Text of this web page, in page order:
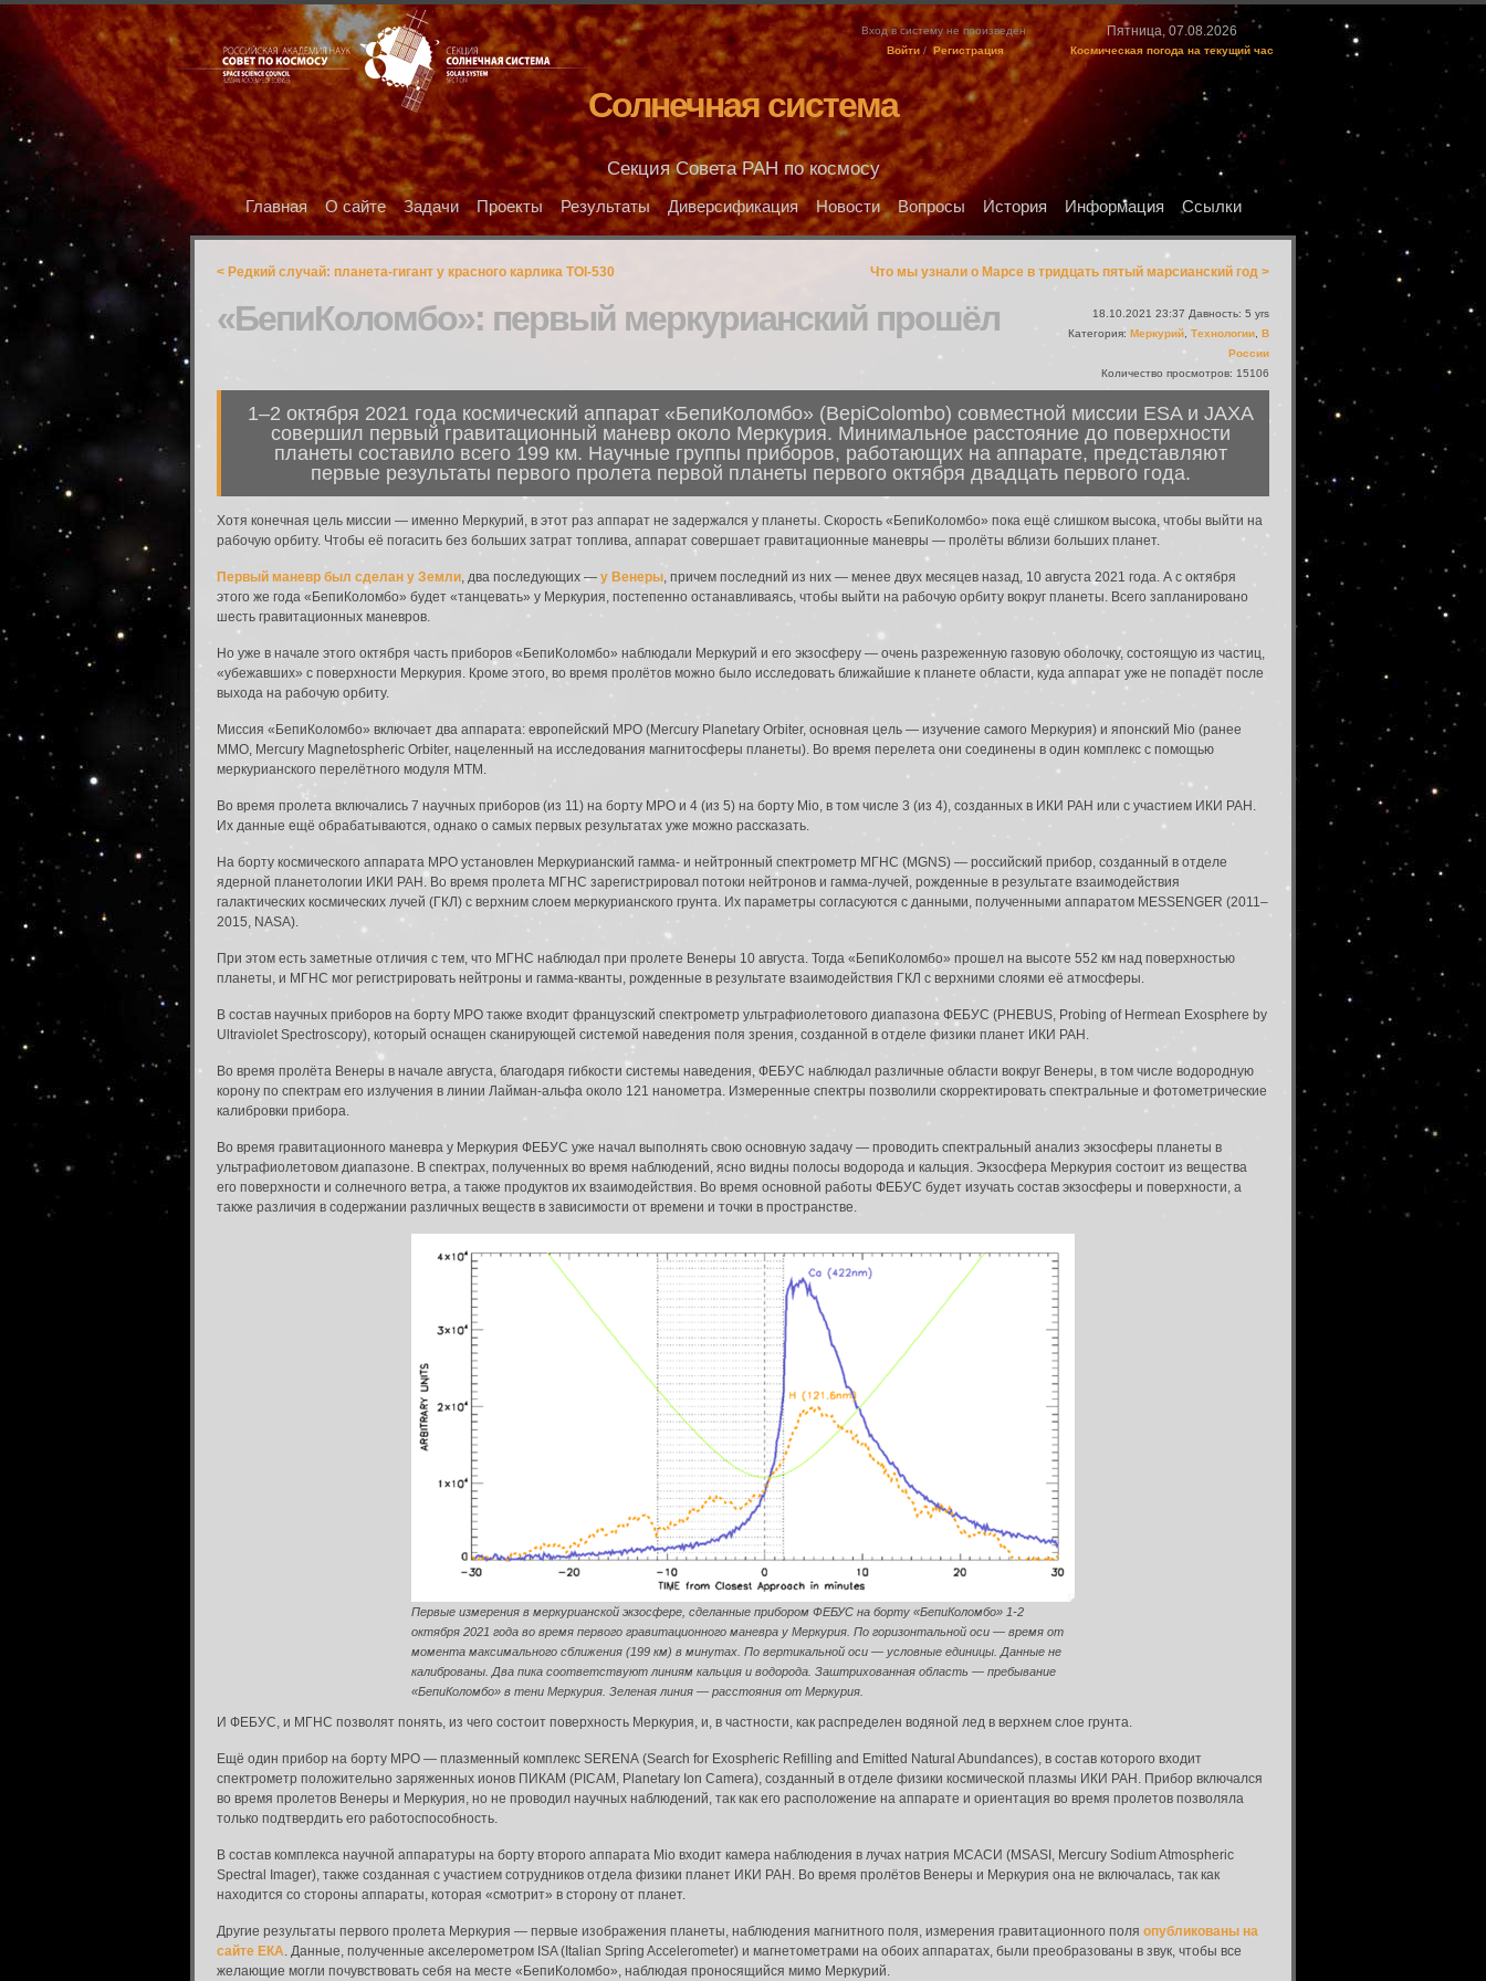
Пятница, 07.08.2026
Космическая погода на текущий час
Вход в систему не произведен
Войти / Регистрация
Солнечная система
Секция Совета РАН по космосу
Главная О сайте Задачи Проекты Результаты Диверсификация Новости Вопросы История Информация Ссылки
Что мы узнали о Марсе в тридцать пятый марсианский год >
< Редкий случай: планета-гигант у красного карлика TOI-530
18.10.2021 23:37 Давность: 5 yrs
Категория: Меркурий Технологии В
России
Количество просмотров: 15106
«БепиКоломбо»: первый меркурианский прошёл
1–2 октября 2021 года космический аппарат «БепиКоломбо» (BepiColombo) совместной миссии ESA и JAXA
совершил первый гравитационный маневр около Меркурия. Минимальное расстояние до поверхности
планеты составило всего 199 км. Научные группы приборов, работающих на аппарате, представляют
первые результаты первого пролета первой планеты первого октября двадцать первого года.
Хотя конечная цель миссии — именно Меркурий, в этот раз аппарат не задержался у планеты. Скорость «БепиКоломбо» пока ещё слишком высока, чтобы выйти на
рабочую орбиту. Чтобы её погасить без больших затрат топлива, аппарат совершает гравитационные маневры — пролёты вблизи больших планет.
Первый маневр был сделан у Земли, два последующих — у Венеры, причем последний из них — менее двух месяцев назад, 10 августа 2021 года. А с октября
этого же года «БепиКоломбо» будет «танцевать» у Меркурия, постепенно останавливаясь, чтобы выйти на рабочую орбиту вокруг планеты. Всего запланировано
шесть гравитационных маневров.
Но уже в начале этого октября часть приборов «БепиКоломбо» наблюдали Меркурий и его экзосферу — очень разреженную газовую оболочку, состоящую из частиц,
«убежавших» с поверхности Меркурия. Кроме этого, во время пролётов можно было исследовать ближайшие к планете области, куда аппарат уже не попадёт после
выхода на рабочую орбиту.
Миссия «БепиКоломбо» включает два аппарата: европейский MPO (Mercury Planetary Orbiter, основная цель — изучение самого Меркурия) и японский Mio (ранее
MMO, Mercury Magnetospheric Orbiter, нацеленный на исследования магнитосферы планеты). Во время перелета они соединены в один комплекс с помощью
меркурианского перелётного модуля MTM.
Во время пролета включались 7 научных приборов (из 11) на борту MPO и 4 (из 5) на борту Mio, в том числе 3 (из 4), созданных в ИКИ РАН или с участием ИКИ РАН.
Их данные ещё обрабатываются, однако о самых первых результатах уже можно рассказать.
На борту космического аппарата MPO установлен Меркурианский гамма- и нейтронный спектрометр МГНС (MGNS) — российский прибор, созданный в отделе
ядерной планетологии ИКИ РАН. Во время пролета МГНС зарегистрировал потоки нейтронов и гамма-лучей, рожденные в результате взаимодействия
галактических космических лучей (ГКЛ) с верхним слоем меркурианского грунта. Их параметры согласуются с данными, полученными аппаратом MESSENGER (2011–
2015, NASA).
При этом есть заметные отличия с тем, что МГНС наблюдал при пролете Венеры 10 августа. Тогда «БепиКоломбо» прошел на высоте 552 км над поверхностью
планеты, и МГНС мог регистрировать нейтроны и гамма-кванты, рожденные в результате взаимодействия ГКЛ с верхними слоями её атмосферы.
В состав научных приборов на борту MPO также входит французский спектрометр ультрафиолетового диапазона ФЕБУС (PHEBUS, Probing of Hermean Exosphere by
Ultraviolet Spectroscopy), который оснащен сканирующей системой наведения поля зрения, созданной в отделе физики планет ИКИ РАН.
Во время пролёта Венеры в начале августа, благодаря гибкости системы наведения, ФЕБУС наблюдал различные области вокруг Венеры, в том числе водородную
корону по спектрам его излучения в линии Лайман-альфа около 121 нанометра. Измеренные спектры позволили скорректировать спектральные и фотометрические
калибровки прибора.
Во время гравитационного маневра у Меркурия ФЕБУС уже начал выполнять свою основную задачу — проводить спектральный анализ экзосферы планеты в
ультрафиолетовом диапазоне. В спектрах, полученных во время наблюдений, ясно видны полосы водорода и кальция. Экзосфера Меркурия состоит из вещества
его поверхности и солнечного ветра, а также продуктов их взаимодействия. Во время основной работы ФЕБУС будет изучать состав экзосферы и поверхности, а
также различия в содержании различных веществ в зависимости от времени и точки в пространстве.
Первые измерения в меркурианской экзосфере, сделанные прибором ФЕБУС на борту «БепиКоломбо» 1-2
октября 2021 года во время первого гравитационного маневра у Меркурия. По горизонтальной оси — время от
момента максимального сближения (199 км) в минутах. По вертикальной оси — условные единицы. Данные не
калиброваны. Два пика соответствуют линиям кальция и водорода. Заштрихованная область — пребывание
«БепиКоломбо» в тени Меркурия. Зеленая линия — расстояния от Меркурия.
И ФЕБУС, и МГНС позволят понять, из чего состоит поверхность Меркурия, и, в частности, как распределен водяной лед в верхнем слое грунта.
Ещё один прибор на борту MPO — плазменный комплекс SERENA (Search for Exospheric Refilling and Emitted Natural Abundances), в состав которого входит
спектрометр положительно заряженных ионов ПИКАМ (PICAM, Planetary Ion Camera), созданный в отделе физики космической плазмы ИКИ РАН. Прибор включался
во время пролетов Венеры и Меркурия, но не проводил научных наблюдений, так как его расположение на аппарате и ориентация во время пролетов позволяла
только подтвердить его работоспособность.
В состав комплекса научной аппаратуры на борту второго аппарата Mio входит камера наблюдения в лучах натрия МСАСИ (MSASI, Mercury Sodium Atmospheric
Spectral Imager), также созданная с участием сотрудников отдела физики планет ИКИ РАН. Во время пролётов Венеры и Меркурия она не включалась, так как
находится со стороны аппараты, которая «смотрит» в сторону от планет.
Другие результаты первого пролета Меркурия — первые изображения планеты, наблюдения магнитного поля, измерения гравитационного поля опубликованы на
сайте ЕКА. Данные, полученные акселерометром ISA (Italian Spring Accelerometer) и магнетометрами на обоих аппаратах, были преобразованы в звук, чтобы все
желающие могли почувствовать себя на месте «БепиКоломбо», наблюдая проносящийся мимо Меркурий.
Вход в систему
Введите имя пользователя и пароль для входа в систему:
Имя пользователя: